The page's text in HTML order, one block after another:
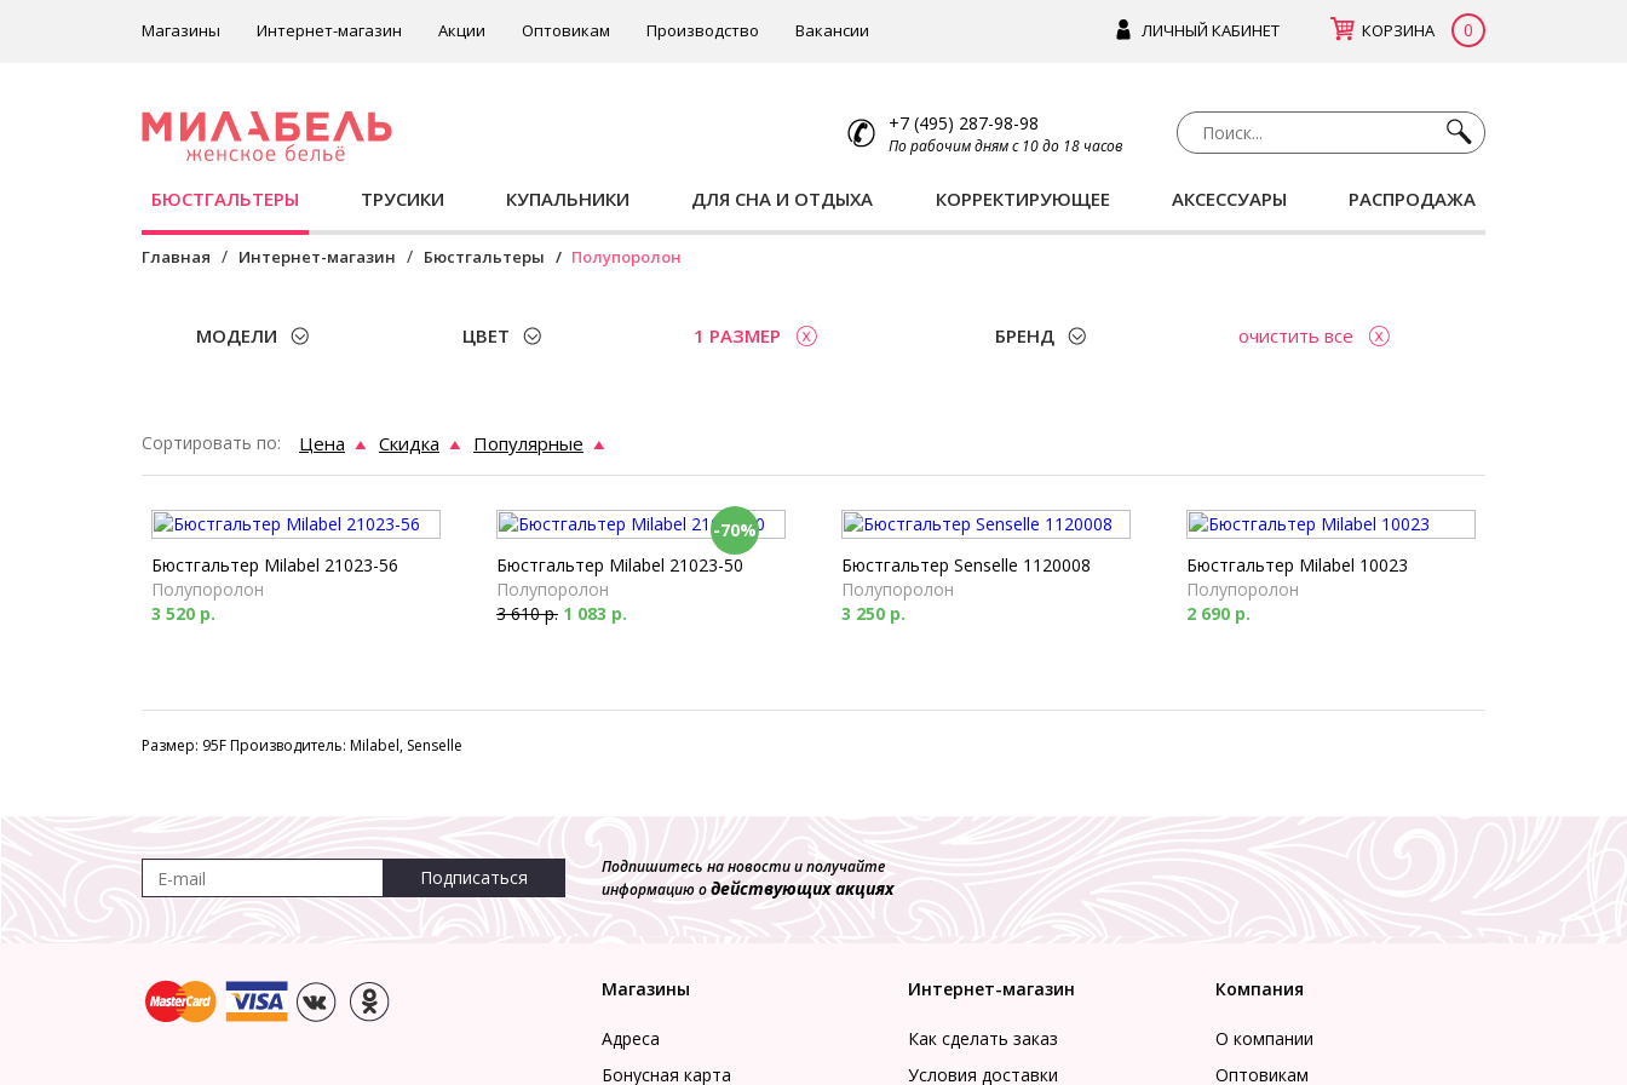
ЛИЧНЫЙ КАБИНЕТ КОРЗИНА 0
Магазины Интернет-магазин Акции Оптовикам Производство Вакансии
+7 (495) 287-98-98
По рабочим дням с 10 до 18 часов
БЮСТГАЛЬТЕРЫ ТРУСИКИ КУПАЛЬНИКИ ДЛЯ СНА И ОТДЫХА КОРРЕКТИРУЮЩЕЕ АКСЕССУАРЫ РАСПРОДАЖА
Главная Интернет-магазин Бюстгальтеры Полупоролон
МОДЕЛИ ЦВЕТ 1 РАЗМЕР БРЕНД очистить все
Сортировать по: Цена Скидка Популярные
Бюстгальтер Milabel 21023-56
Полупоролон
3 520 р.
-70%
Бюстгальтер Milabel 21023-50
Полупоролон
3 610 р. 1 083 р.
Бюстгальтер Senselle 1120008
Полупоролон
3 250 р.
Бюстгальтер Milabel 10023
Полупоролон
2 690 р.
Размер: 95F Производитель: Milabel, Senselle
Подписаться
Подпишитесь на новости и получайте
информацию одействующих акциях
Магазины
Адреса
Бонусная карта
Интернет-магазин
Как сделать заказ
Условия доставки
Компания
О компании
Оптовикам